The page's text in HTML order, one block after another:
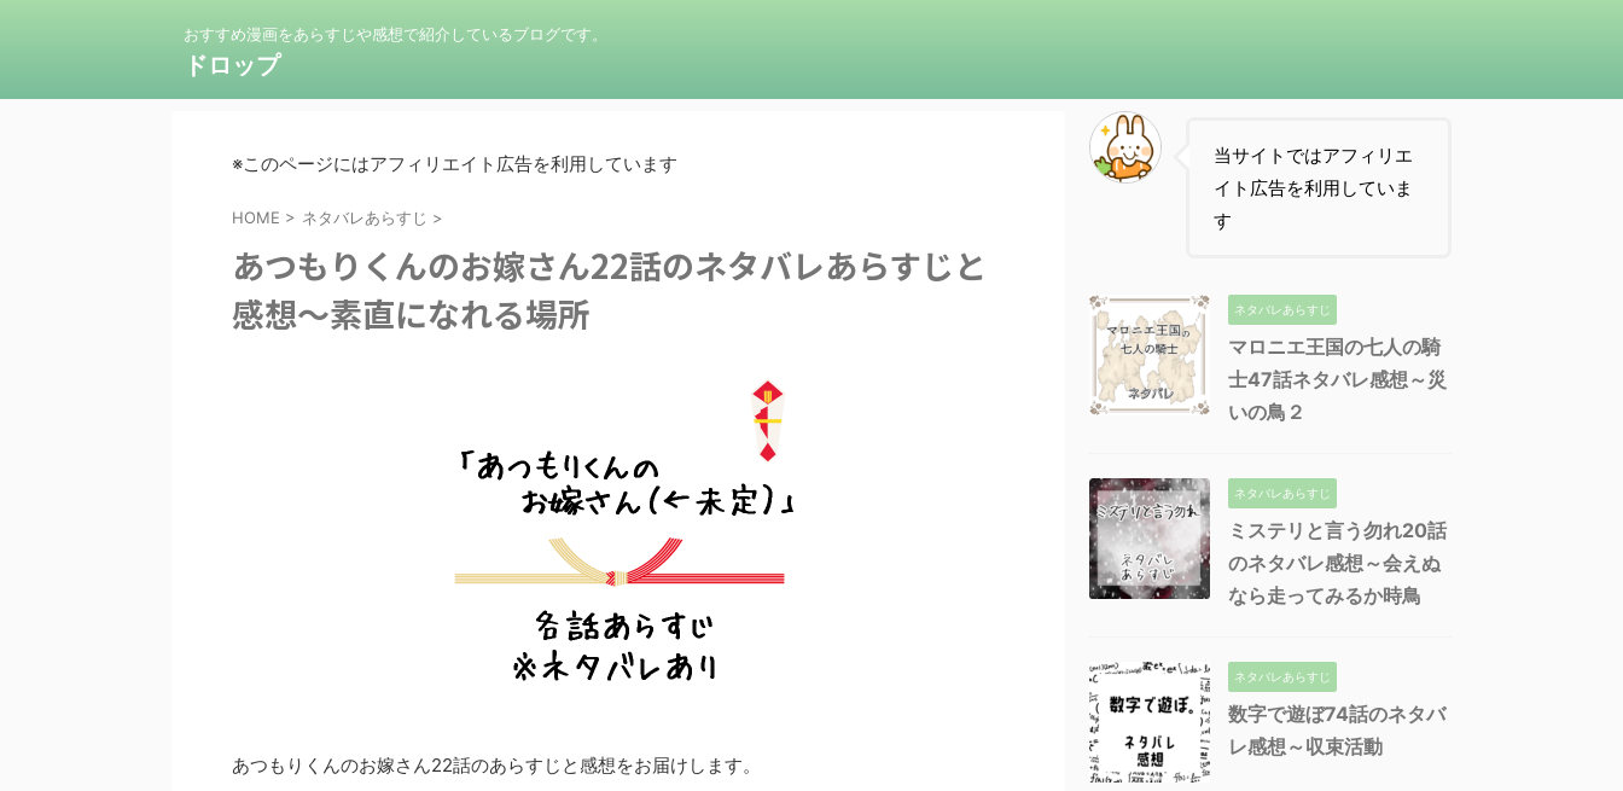
おすすめ漫画をあらすじや感想で紹介しているブログです。
ドロップ
※このページにはアフィリエイト広告を利用しています
HOME > ネタバレあらすじ >
あつもりくんのお嫁さん22話のネタバレあらすじと
感想～素直になれる場所
あつもりくんのお嫁さん22話のあらすじと感想をお届けします。
当サイトではアフィリエ
イト広告を利用していま
す
ネタバレあらすじ
マロニエ王国の七人の騎
士47話ネタバレ感想～災
いの鳥２
ネタバレあらすじ
ミステリと言う勿れ20話
のネタバレ感想～会えぬ
なら走ってみるか時鳥
ネタバレあらすじ
数字で遊ぼ74話のネタバ
レ感想～収束活動